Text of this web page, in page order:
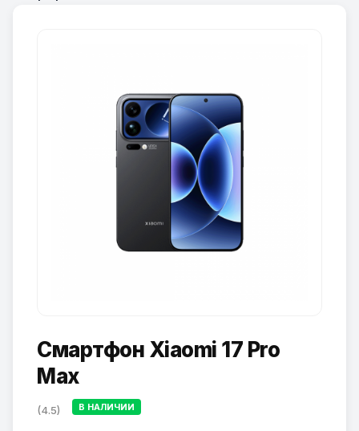
Смартфон Xiaomi 17 Pro
Max
(4.5) В НАЛИЧИИ